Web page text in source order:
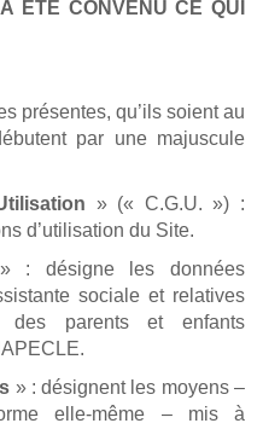
ÉTÉ CONVENU CE QUI
présentes, qu’ils soient au
par une majuscule
» (« C.G.U. ») :
d’utilisation du Site.
: désigne les données
sociale et relatives
des parents et enfants
» : désignent les moyens –
elle-même – mis à